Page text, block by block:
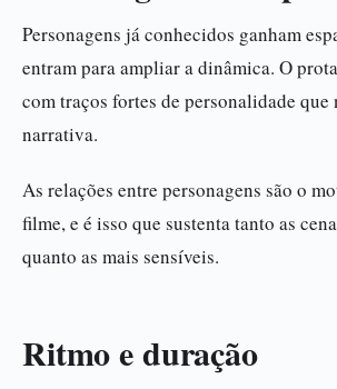
Personagens já conhecidos ganham
entram para ampliar a dinâmica. O
com traços fortes de personalidade que
narrativa.
As relações entre personagens são o
filme, e é isso que sustenta tanto as
quanto as mais sensíveis.
Ritmo e duração